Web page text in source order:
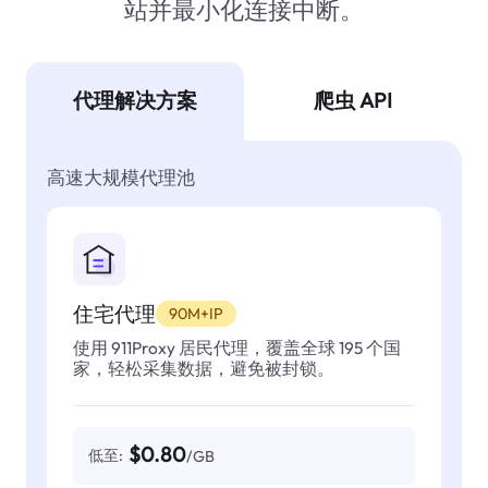
站并最小化连接中断。
代理解决方案 爬虫 API
高速大规模代理池
住宅代理 90M+IP
使用 911Proxy 居民代理，覆盖全球 195 个国
家，轻松采集数据，避免被封锁。
低至: $0.80/GB